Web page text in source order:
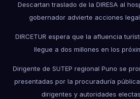
Descartan traslado de la DIRESA al
gobernador advierte acciones
DIRCETUR espera que la afluencia
llegue a dos millones en los
Dirigente de SUTEP regional Puno se
presentadas por la procuraduría
dirigentes y autoridades